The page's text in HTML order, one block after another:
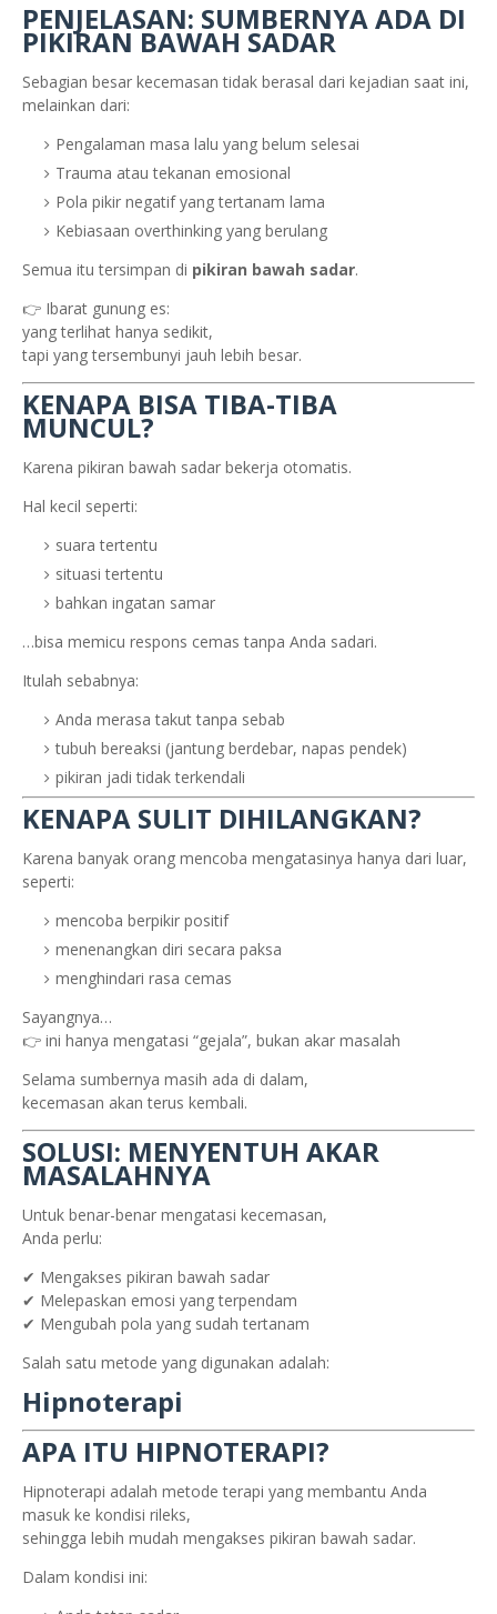
PENJELASAN: SUMBERNYA ADA DI
PIKIRAN BAWAH SADAR
Sebagian besar kecemasan tidak berasal dari kejadian saat ini,
melainkan dari:
Pengalaman masa lalu yang belum selesai
Trauma atau tekanan emosional
Pola pikir negatif yang tertanam lama
Kebiasaan overthinking yang berulang
Semua itu tersimpan di pikiran bawah sadar.
👉 Ibarat gunung es:
yang terlihat hanya sedikit,
tapi yang tersembunyi jauh lebih besar.
KENAPA BISA TIBA-TIBA
MUNCUL?
Karena pikiran bawah sadar bekerja otomatis.
Hal kecil seperti:
suara tertentu
situasi tertentu
bahkan ingatan samar
…bisa memicu respons cemas tanpa Anda sadari.
Itulah sebabnya:
Anda merasa takut tanpa sebab
tubuh bereaksi (jantung berdebar, napas pendek)
pikiran jadi tidak terkendali
KENAPA SULIT DIHILANGKAN?
Karena banyak orang mencoba mengatasinya hanya dari luar,
seperti:
mencoba berpikir positif
menenangkan diri secara paksa
menghindari rasa cemas
Sayangnya…
👉 ini hanya mengatasi “gejala”, bukan akar masalah
Selama sumbernya masih ada di dalam,
kecemasan akan terus kembali.
SOLUSI: MENYENTUH AKAR
MASALAHNYA
Untuk benar-benar mengatasi kecemasan,
Anda perlu:
✔ Mengakses pikiran bawah sadar
✔ Melepaskan emosi yang terpendam
✔ Mengubah pola yang sudah tertanam
Salah satu metode yang digunakan adalah:
Hipnoterapi
APA ITU HIPNOTERAPI?
Hipnoterapi adalah metode terapi yang membantu Anda
masuk ke kondisi rileks,
sehingga lebih mudah mengakses pikiran bawah sadar.
Dalam kondisi ini: